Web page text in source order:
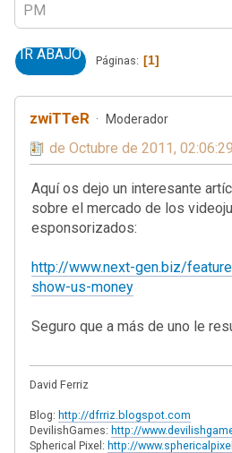
PM
IR ABAJO Páginas 1
zwiTTeR Moderador
11 de Octubre de 2011,
Aquí os dejo un interesante
sobre el mercado de los
esponsorizados:
http://www.next-gen.biz/
show-us-money
Seguro que a más de uno le
David Ferriz
Blog: http://dfrriz.blogspot.com
DevilishGames: http://
Spherical Pixel: http://